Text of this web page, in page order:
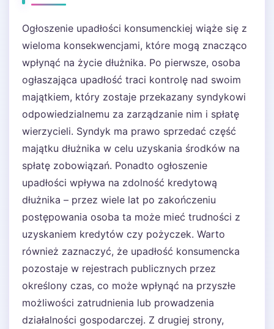
Ogłoszenie upadłości konsumenckiej wiąże się z
wieloma konsekwencjami, które mogą znacząco
wpłynąć na życie dłużnika. Po pierwsze, osoba
ogłaszająca upadłość traci kontrolę nad swoim
majątkiem, który zostaje przekazany syndykowi
odpowiedzialnemu za zarządzanie nim i spłatę
wierzycieli. Syndyk ma prawo sprzedać część
majątku dłużnika w celu uzyskania środków na
spłatę zobowiązań. Ponadto ogłoszenie
upadłości wpływa na zdolność kredytową
dłużnika – przez wiele lat po zakończeniu
postępowania osoba ta może mieć trudności z
uzyskaniem kredytów czy pożyczek. Warto
również zaznaczyć, że upadłość konsumencka
pozostaje w rejestrach publicznych przez
określony czas, co może wpłynąć na przyszłe
możliwości zatrudnienia lub prowadzenia
działalności gospodarczej. Z drugiej strony,